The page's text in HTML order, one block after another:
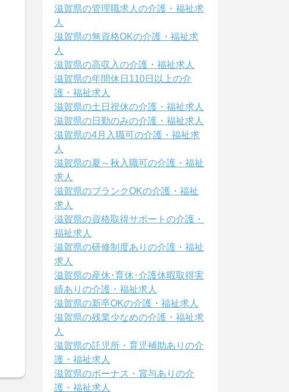
滋賀県の管理職求人の介護・福祉求
人
滋賀県の無資格OKの介護・福祉求
人
滋賀県の高収入の介護・福祉求人
滋賀県の年間休日110日以上の介
護・福祉求人
滋賀県の土日祝休の介護・福祉求人
滋賀県の日勤のみの介護・福祉求人
滋賀県の4月入職可の介護・福祉求
人
滋賀県の夏～秋入職可の介護・福祉
求人
滋賀県のブランクOKの介護・福祉
求人
滋賀県の資格取得サポートの介護・
福祉求人
滋賀県の研修制度ありの介護・福祉
求人
滋賀県の産休･育休･介護休暇取得実
績ありの介護・福祉求人
滋賀県の新卒OKの介護・福祉求人
滋賀県の残業少なめの介護・福祉求
人
滋賀県の託児所・育児補助ありの介
護・福祉求人
滋賀県のボーナス・賞与ありの介
護・福祉求人